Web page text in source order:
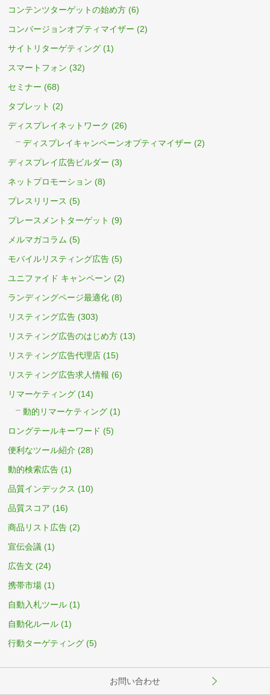
コンテンツターゲットの始め方 (6)
コンバージョンオプティマイザー (2)
サイトリターゲティング (1)
スマートフォン (32)
セミナー (68)
タブレット (2)
ディスプレイネットワーク (26)
ディスプレイキャンペーンオプティマイザー (2)
ディスプレイ広告ビルダー (3)
ネットプロモーション (8)
プレスリリース (5)
プレースメントターゲット (9)
メルマガコラム (5)
モバイルリスティング広告 (5)
ユニファイド キャンペーン (2)
ランディングページ最適化 (8)
リスティング広告 (303)
リスティング広告のはじめ方 (13)
リスティング広告代理店 (15)
リスティング広告求人情報 (6)
リマーケティング (14)
動的リマーケティング (1)
ロングテールキーワード (5)
便利なツール紹介 (28)
動的検索広告 (1)
品質インデックス (10)
品質スコア (16)
商品リスト広告 (2)
宣伝会議 (1)
広告文 (24)
携帯市場 (1)
自動入札ツール (1)
自動化ルール (1)
行動ターゲティング (5)
お問い合わせ